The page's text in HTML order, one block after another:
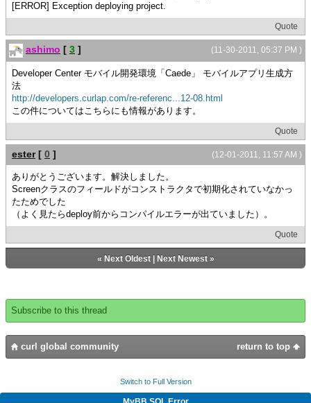
[ERROR] Exception deploying project.
Quote
(11-30-2011, 05:37 PM )
ashimo [ 3 ]
Developer Center モバイル開発環境「Caede」 モバイルアプリ生成方
法
http://developers.curlap.com/re-referenc...12-08.html
この件についてはこちらにも情報があります。
Quote
(12-01-2011, 11:57 AM )
ester [ 0 ]
ありがとうございます。解決しました。
Screenクラスのフィールドがコンストラクタで初期化されていなかっ
たためでした
（よく見たらdeploy前からコンパイルエラーが出ていました）。
Quote
« Next Oldest| Next Newest»
Subscribe to this thread
return to top
curl global community
Switch to Full Version